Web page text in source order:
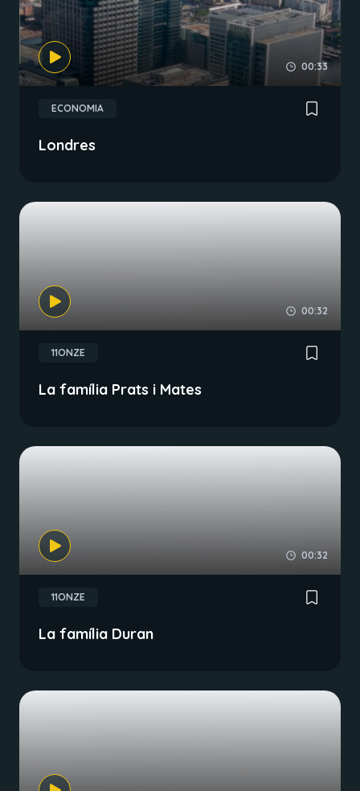
00:33
ECONOMIA
Londres
00:32
11ONZE
La família Prats i Mates
00:32
11ONZE
La família Duran